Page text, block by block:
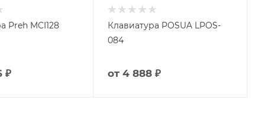
Preh MCI128
₽
Клавиатура POSUA LPOS-
084
от4 888 ₽